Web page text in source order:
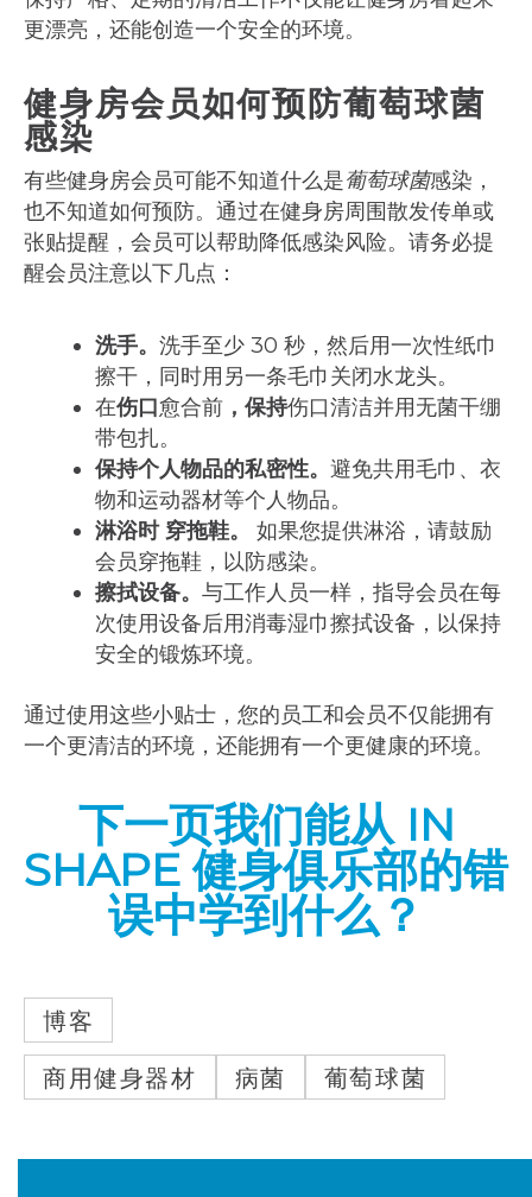
更漂亮，还能创造一个安全的环境。
健身房会员如何预防葡萄球菌
感染
有些健身房会员可能不知道什么是葡萄球菌感染，
也不知道如何预防。通过在健身房周围散发传单或
张贴提醒，会员可以帮助降低感染风险。请务必提
醒会员注意以下几点：
洗手。 洗手至少 30 秒，然后用一次性纸巾
擦干，同时用另一条毛巾关闭水龙头。
在伤口愈合前 ，保持伤口清洁并用无菌干绷
带包扎。
保持个人物品的私密性。 避免共用毛巾、衣
物和运动器材等个人物品。
淋浴时穿拖鞋。 如果您提供淋浴，请鼓励
会员穿拖鞋，以防感染。
擦拭设备。 与工作人员一样，指导会员在每
次使用设备后用消毒湿巾擦拭设备，以保持
安全的锻炼环境。
通过使用这些小贴士，您的员工和会员不仅能拥有
一个更清洁的环境，还能拥有一个更健康的环境。
下一页我们能从 IN
SHAPE 健身俱乐部的错
误中学到什么？
博客
商用健身器材
病菌 葡萄球菌